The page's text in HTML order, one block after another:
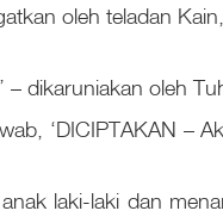
oleh teladan
dikaruniakan oleh
‘DICIPTAKAN –
laki-laki dan